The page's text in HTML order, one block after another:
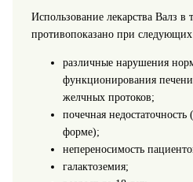
Использование лекарства Валз в
противопоказано при следующих
различные нарушения
функционирования печени
желчных протоков;
почечная
форме);
непереносимость
галактоземия;